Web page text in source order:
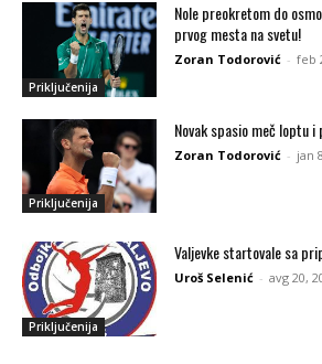
Priključenija
Nole preokretom do
prvog mesta na svetu!
Zoran Todorović - feb
Priključenija
Novak spasio meč loptu
Zoran Todorović - jan
Priključenija
Valjevke startovale sa
Uroš Selenić - avg 20,